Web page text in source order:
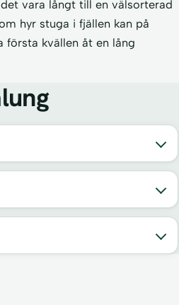
vara långt till en välsorterad
hyr stuga i fjällen kan på
kvällen åt en lång